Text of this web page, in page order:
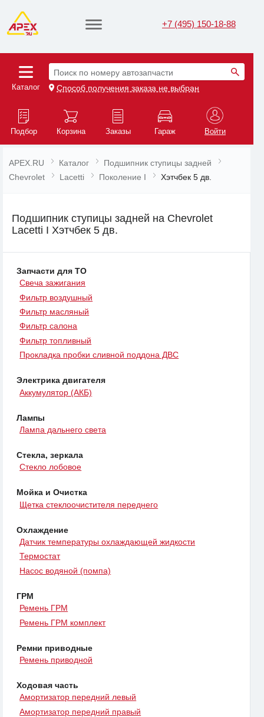
+7 (495) 150-18-88
Каталог
Поиск по номеру автозапчасти
Способ получения заказа не выбран
Подбор Корзина Заказы Гараж Войти
APEX.RU Каталог
Подшипник ступицы задней
Chevrolet
Lacetti Поколение I Хэтчбек 5 дв.
Подшипник ступицы задней на Chevrolet
Lacetti I Хэтчбек 5 дв.
Запчасти для ТО
Свеча зажигания
Фильтр воздушный
Фильтр масляный
Фильтр салона
Фильтр топливный
Прокладка пробки сливной поддона ДВС
Электрика двигателя
Аккумулятор (АКБ)
Лампы
Лампа дальнего света
Стекла, зеркала
Стекло лобовое
Мойка и Очистка
Щетка стеклоочистителя переднего
Охлаждение
Датчик температуры охлаждающей жидкости
Термостат
Насос водяной (помпа)
ГРМ
Ремень ГРМ
Ремень ГРМ комплект
Ремни приводные
Ремень приводной
Ходовая часть
Амортизатор передний левый
Амортизатор передний правый